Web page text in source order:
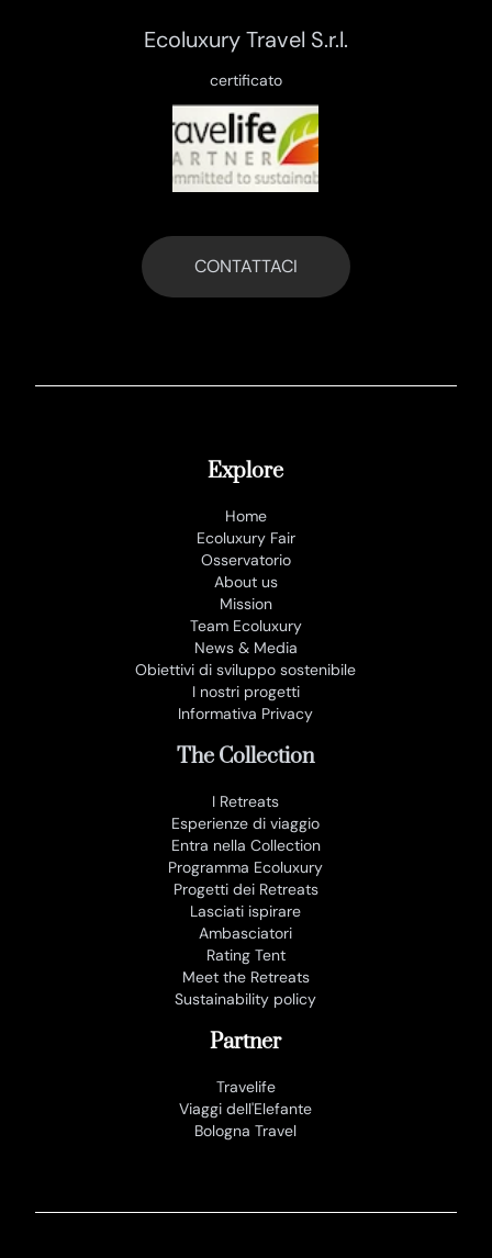
Ecoluxury Travel S.r.l.
certificato
CONTATTACI
Explore
Home
Ecoluxury Fair
Osservatorio
About us
Mission
Team Ecoluxury
News & Media
Obiettivi di sviluppo sostenibile
I nostri progetti
Informativa Privacy
The Collection
I Retreats
Esperienze di viaggio
Entra nella Collection
Programma Ecoluxury
Progetti dei Retreats
Lasciati ispirare
Ambasciatori
Rating Tent
Meet the Retreats
Sustainability policy
Partner
Travelife
Viaggi dell'Elefante
Bologna Travel